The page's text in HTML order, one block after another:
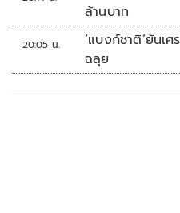
ล้านบาท
20:05 น.
‘แบงก์ชาติ’ยันเ
ฉลุย